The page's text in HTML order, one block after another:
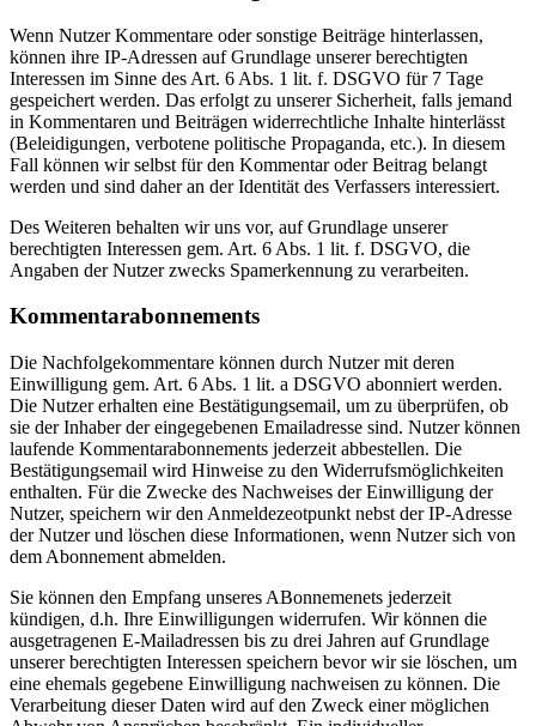
Wenn Nutzer Kommentare oder sonstige Beiträge hinterlassen,
können ihre IP-Adressen auf Grundlage unserer berechtigten
Interessen im Sinne des Art. 6 Abs. 1 lit. f. DSGVO für 7 Tage
gespeichert werden. Das erfolgt zu unserer Sicherheit, falls jemand
in Kommentaren und Beiträgen widerrechtliche Inhalte hinterlässt
(Beleidigungen, verbotene politische Propaganda, etc.). In diesem
Fall können wir selbst für den Kommentar oder Beitrag belangt
werden und sind daher an der Identität des Verfassers interessiert.
Des Weiteren behalten wir uns vor, auf Grundlage unserer
berechtigten Interessen gem. Art. 6 Abs. 1 lit. f. DSGVO, die
Angaben der Nutzer zwecks Spamerkennung zu verarbeiten.
Kommentarabonnements
Die Nachfolgekommentare können durch Nutzer mit deren
Einwilligung gem. Art. 6 Abs. 1 lit. a DSGVO abonniert werden.
Die Nutzer erhalten eine Bestätigungsemail, um zu überprüfen, ob
sie der Inhaber der eingegebenen Emailadresse sind. Nutzer können
laufende Kommentarabonnements jederzeit abbestellen. Die
Bestätigungsemail wird Hinweise zu den Widerrufsmöglichkeiten
enthalten. Für die Zwecke des Nachweises der Einwilligung der
Nutzer, speichern wir den Anmeldezeotpunkt nebst der IP-Adresse
der Nutzer und löschen diese Informationen, wenn Nutzer sich von
dem Abonnement abmelden.
Sie können den Empfang unseres ABonnemenets jederzeit
kündigen, d.h. Ihre Einwilligungen widerrufen. Wir können die
ausgetragenen E-Mailadressen bis zu drei Jahren auf Grundlage
unserer berechtigten Interessen speichern bevor wir sie löschen, um
eine ehemals gegebene Einwilligung nachweisen zu können. Die
Verarbeitung dieser Daten wird auf den Zweck einer möglichen